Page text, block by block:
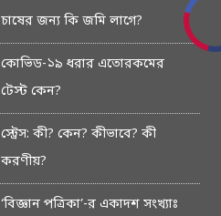
চাষের জন্য কি জমি লাগে?
কোভিড-১৯ ধরার এতোরকমের
টেস্ট কেন?
স্ট্রেস: কী? কেন? কীভাবে? কী
করণীয়?
‘বিজ্ঞান পত্রিকা’-র একাদশ সংখ্যাঃ